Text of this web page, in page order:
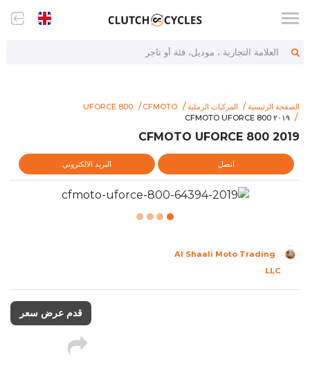
العلامة التجارية ، موديل، فئة أو تاجر
الصفحة الرئيسية المركبات الرملية CFMOTO
UFORCE 800
www.clutchcycles.com/item/2019-cfmoto-uforce-800
٢٠١٩ CFMOTO UFORCE 800
٢٠١٩ CFMOTO UFORCE 800
2019 CFMOTO UFORCE 800
اتصل البريد الالكتروني
Al Shaali Moto Trading
LLC
قدم عرض سعر